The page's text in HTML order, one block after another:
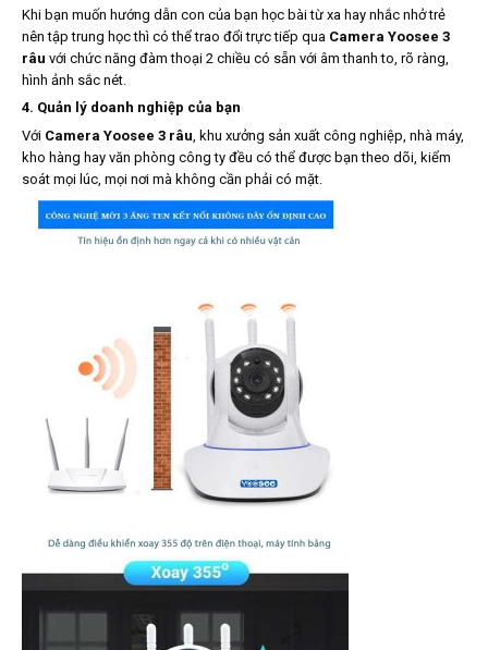
Khi bạn muốn hướng dẫn con của bạn học bài từ xa hay nhắc nhở trẻ
nên tập trung học thì có thể trao đổi trực tiếp qua Camera Yoosee 3
râu với chức năng đàm thoại 2 chiều có sẵn với âm thanh to, rõ ràng,
hình ảnh sắc nét.
4. Quản lý doanh nghiệp của bạn
Với Camera Yoosee 3 râu , khu xưởng sản xuất công nghiệp, nhà máy,
kho hàng hay văn phòng công ty đều có thể được bạn theo dõi, kiểm
soát mọi lúc, mọi nơi mà không cần phải có mặt.